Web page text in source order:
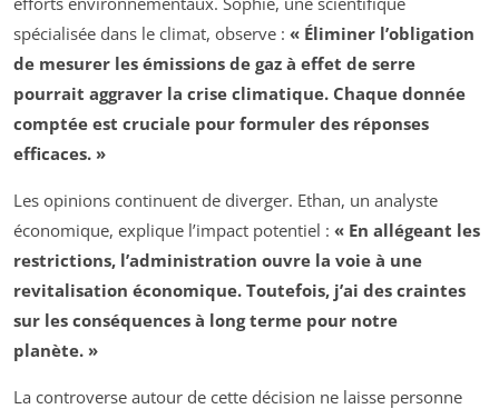
spécialisée dans le climat, observe : « Éliminer l’obligation
de mesurer les émissions de gaz à effet de serre
pourrait aggraver la crise climatique. Chaque donnée
comptée est cruciale pour formuler des réponses
efficaces. »
Les opinions continuent de diverger. Ethan, un analyste
économique, explique l’impact potentiel : « En allégeant les
restrictions, l’administration ouvre la voie à une
revitalisation économique. Toutefois, j’ai des craintes
sur les conséquences à long terme pour notre
planète. »
La controverse autour de cette décision ne laisse personne